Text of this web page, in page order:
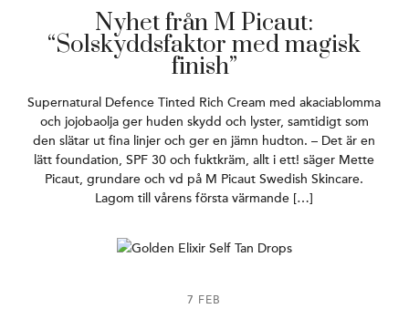
Nyhet från M Picaut:
“Solskyddsfaktor med magisk
finish”
Supernatural Defence Tinted Rich Cream med akaciablomma
och jojobaolja ger huden skydd och lyster, samtidigt som
den slätar ut fina linjer och ger en jämn hudton. – Det är en
lätt foundation, SPF 30 och fuktkräm, allt i ett! säger Mette
Picaut, grundare och vd på M Picaut Swedish Skincare.
Lagom till vårens första värmande […]
7 FEB